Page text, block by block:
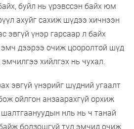
буйл нь үрэвссэн байх юм
ахуйг сахиж шүдээ хичнээн
эвгүй үнэр гарсаар л байх
дээрээ очиж цооролтой шүд
хийлгэх нь чухал.
эвгүй үнэрийг шүдний угаалт
ойлгон анзаарахгүй орхиж
нль нь ч танай
болзошгүй тул эмчид очиж